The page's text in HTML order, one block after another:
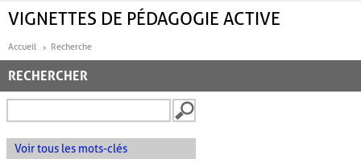
VIGNETTES DE PÉDAGOGIE ACTIVE
Accueil Recherche
RECHERCHER
Voir tous les mots-clés